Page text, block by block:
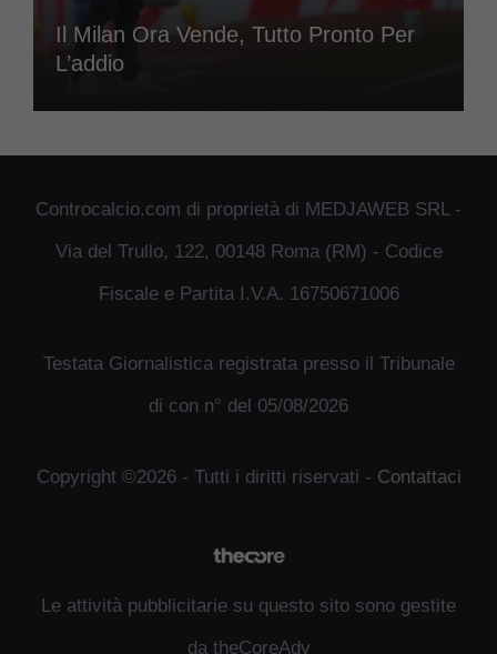
Il Milan Ora Vende, Tutto Pronto Per
L’addio
Controcalcio.com di proprietà di MEDJAWEB SRL -
Via del Trullo, 122, 00148 Roma (RM) - Codice
Fiscale e Partita I.V.A. 16750671006
Testata Giornalistica registrata presso il Tribunale
di con n° del 05/08/2026
Copyright ©2026 - Tutti i diritti riservati - Contattaci
Le attività pubblicitarie su questo sito sono gestite
da theCoreAdv